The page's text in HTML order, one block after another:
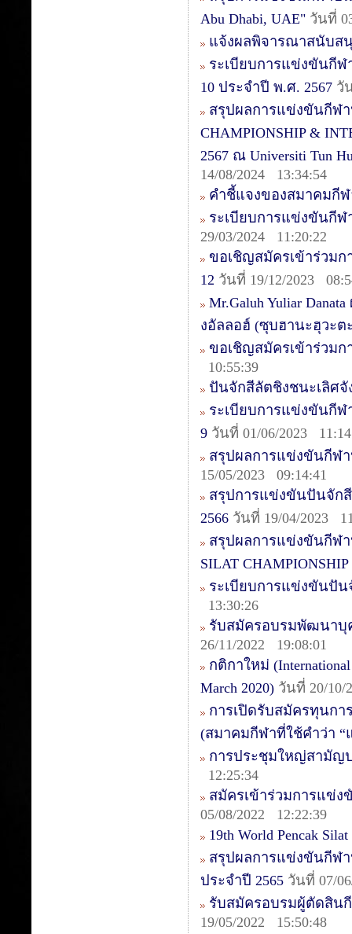
Abu Dhabi, UAE" วันที่
แจ้งผลพิจารณาสนับส
ระเบียบการแข่งขันกีฬ
10 ประจำปี พ.ศ. 2567 วั
สรุปผลการแข่งขันกีฬา
CHAMPIONSHIP &
2567 ณ Universiti Tun
14/08/2024 13:34:54
คำชี้แจงของสมาคมกี
ระเบียบการแข่งขันกีฬ
29/03/2024 11:20:22
ขอเชิญสมัครเข้าร่วม
12 วันที่ 19/12/2023
Mr.Galuh Yuliar
งอัลลอฮ์ (ซุบฮานะฮุวะ
ขอเชิญสมัครเข้าร่วมก
10:55:39
ปันจักสีลัตชิงชนะเลิศ
ระเบียบการแข่งขันกีฬ
9 วันที่ 01/06/2023
สรุปผลการแข่งขันกีฬา
15/05/2023 09:14:41
สรุปการแข่งขันปันจัก
2566 วันที่ 19/04/2023
สรุปผลการแข่งขันกีฬา
SILAT CHAMPIONSHIP
ระเบียบการแข่งขันปัน
13:30:26
รับสมัครอบรมพัฒนาบุ
26/11/2022 19:08:01
กติกาใหม่ (International
March 2020) วันที่ 20/10/
การเปิดรับสมัครทุนกา
(สมาคมกีฬาที่ใช้คำว่า “
การประชุมใหญ่สามัญป
12:25:34
สมัครเข้าร่วมการแข่ง
05/08/2022 12:22:39
19th World Pencak
สรุปผลการแข่งขันกีฬ
ประจำปี 2565 วันที่ 07/
รับสมัครอบรมผู้ตัดสินกี
19/05/2022 15:50:48